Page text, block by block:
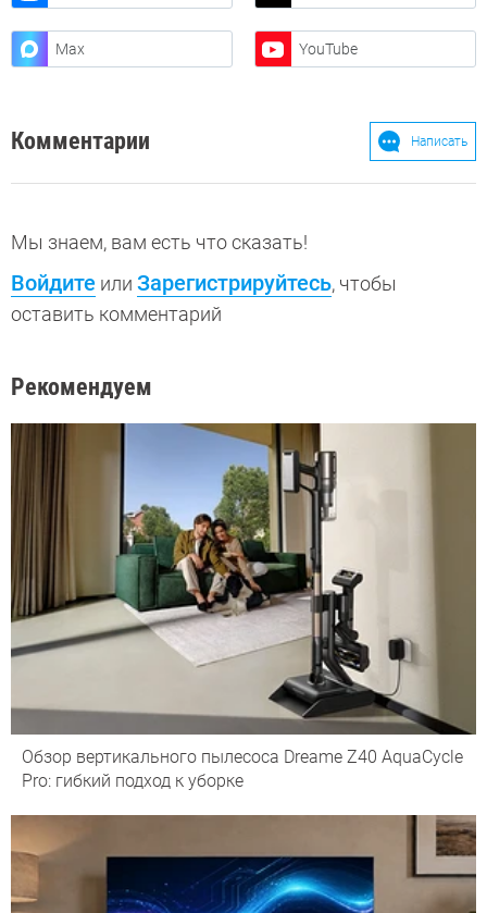
Max YouTube
Комментарии Написать
Мы знаем, вам есть что сказать!
Войдите или Зарегистрируйтесь, чтобы
оставить комментарий
Рекомендуем
Обзор вертикального пылесоса Dreame Z40 AquaCycle
Pro: гибкий подход к уборке